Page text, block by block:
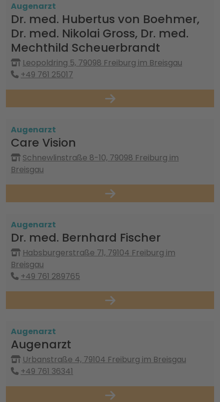
Augenarzt
Dr. med. Hubertus von Boehmer,
Dr. med. Nikolai Gross, Dr. med.
Mechthild Scheuerbrandt
Leopoldring 5, 79098 Freiburg im Breisgau
+49 761 25017
Augenarzt
Care Vision
Schnewlinstraße 8-10, 79098 Freiburg im
Breisgau
Augenarzt
Dr. med. Bernhard Fischer
Habsburgerstraße 71, 79104 Freiburg im
Breisgau
+49 761 289765
Augenarzt
Augenarzt
Urbanstraße 4, 79104 Freiburg im Breisgau
+49 761 36341